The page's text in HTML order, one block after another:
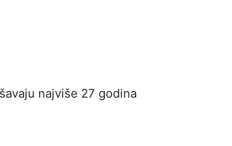
najviše 27 godina